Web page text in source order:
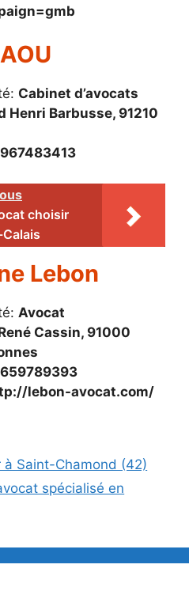
Cabinet d’avocats
Henri Barbusse, 91210
choisir
Lebon
Avocat
Cassin, 91000
lebon-avocat.com/
à Saint-Chamond (42)
spécialisé en